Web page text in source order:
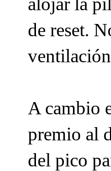
de reset.
A cambio
premio al
del pico